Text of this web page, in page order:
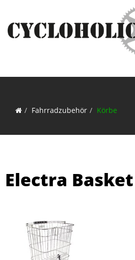
Fahrradzubehör Körbe
Electra